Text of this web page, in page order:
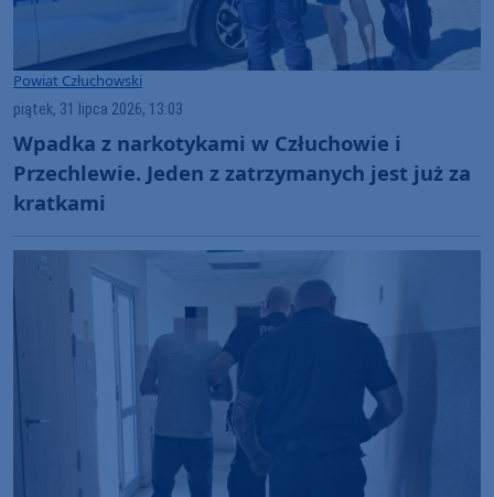
Powiat Człuchowski
piątek, 31 lipca 2026, 13:03
Wpadka z narkotykami w Człuchowie i
Przechlewie. Jeden z zatrzymanych jest już za
kratkami